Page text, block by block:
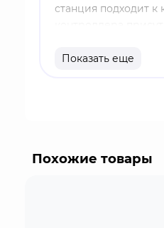
станция подходит
контроллера
заработали и
Показать еще
Похожие товары